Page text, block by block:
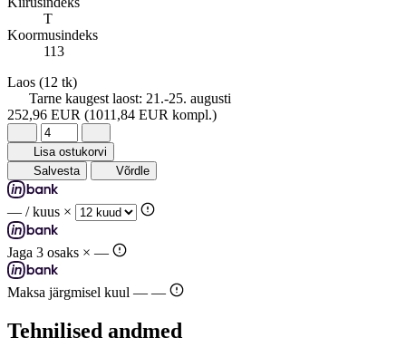
T
Koormusindeks
113
Laos (12 tk)
Tarne kaugest laost: 21.-25. augusti
252,96 EUR (1011,84 EUR kompl.)
Lisa ostukorvi
Salvesta
Võrdle
— / kuus ×
Jaga 3 osaks × —
Maksa järgmisel kuul — —
Tehnilised andmed